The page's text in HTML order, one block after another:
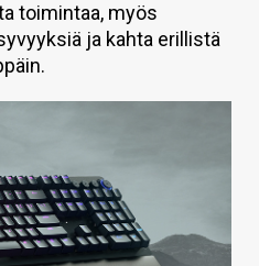
toimintaa, myös
ja kahta erillistä